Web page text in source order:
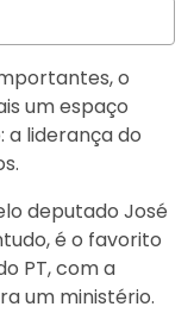
o
um espaço
liderança do
deputado José
é o favorito
PT, com a
um ministério.